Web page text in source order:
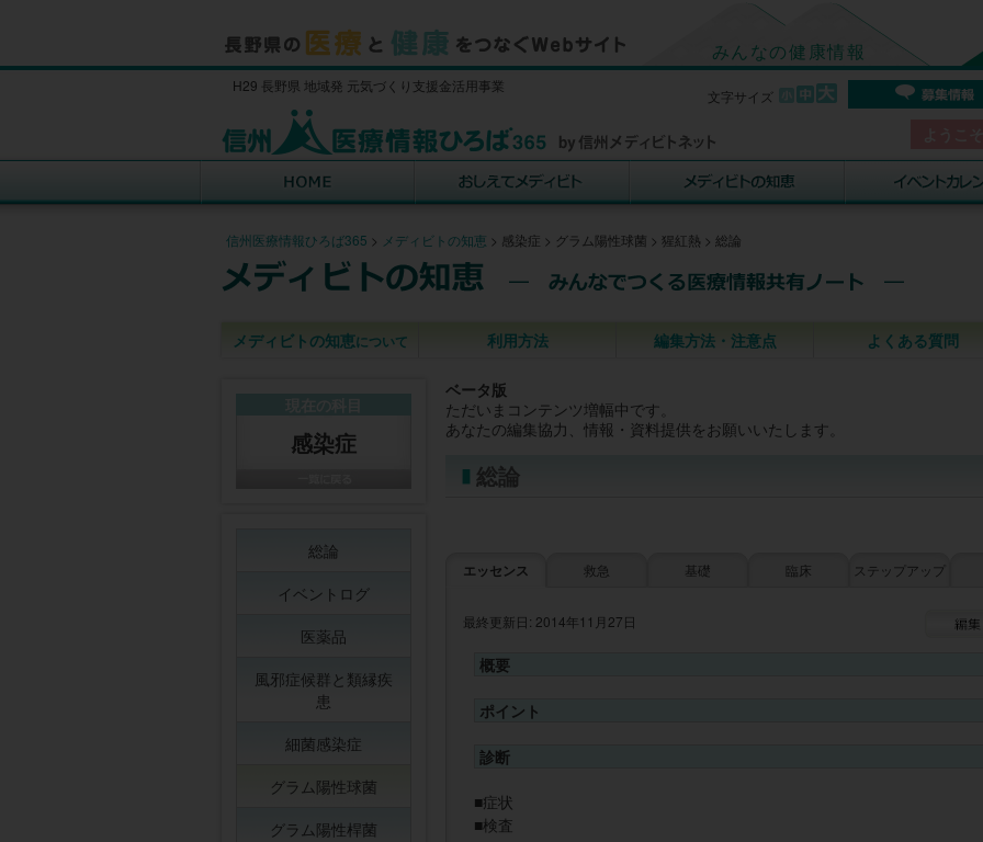
みんなの健康情報
文字サイズ
H29 長野県 地域発 元気づくり支援金活用事業
信州医療情報ひろば365 > メディビトの知恵 > 感染症 > グラム陽性球菌 > 猩紅熱 > 総論
メディビトの知恵について 利用方法 編集方法・注意点 よくある質問
ベータ版
ただいまコンテンツ増幅中です。
あなたの編集協力、情報・資料提供をお願いいたします。
総論
エッセンス 救急 基礎 臨床 ステップアップ
最終更新日: 2014年11月27日
概要
ポイント
診断
症状
検査
感染症
総論
イベントログ
医薬品
風邪症候群と類縁疾
患
細菌感染症
グラム陽性球菌
グラム陽性桿菌